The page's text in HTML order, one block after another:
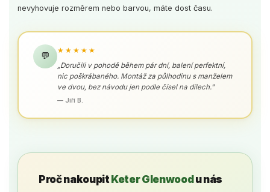
nevyhovuje rozměrem nebo barvou, máte dost času.
💬
★★★★★
„Doručili v pohodě během pár dní, balení perfektní,
nic poškrábaného. Montáž za půlhodinu s manželem
ve dvou, bez návodu jen podle čísel na dílech."
— Jiří B.
Proč nakoupit Keter Glenwoodu nás